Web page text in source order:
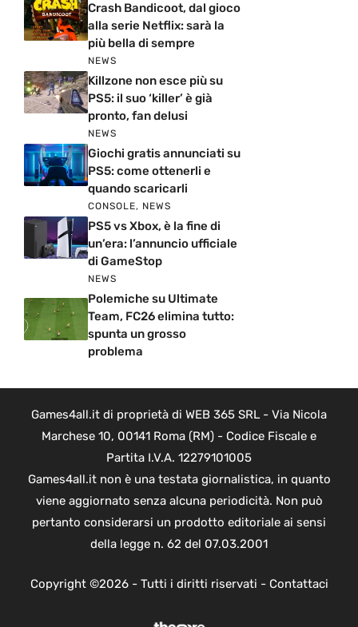
Crash Bandicoot, dal gioco
alla serie Netflix: sarà la
più bella di sempre
NEWS
Killzone non esce più su
PS5: il suo ‘killer’ è già
pronto, fan delusi
NEWS
Giochi gratis annunciati su
PS5: come ottenerli e
quando scaricarli
CONSOLE, NEWS
PS5 vs Xbox, è la fine di
un’era: l’annuncio ufficiale
di GameStop
NEWS
Polemiche su Ultimate
Team, FC26 elimina tutto:
spunta un grosso
problema
Games4all.it di proprietà di WEB 365 SRL - Via Nicola
Marchese 10, 00141 Roma (RM) - Codice Fiscale e
Partita I.V.A. 12279101005
Games4all.it non è una testata giornalistica, in quanto
viene aggiornato senza alcuna periodicità. Non può
pertanto considerarsi un prodotto editoriale ai sensi
della legge n. 62 del 07.03.2001
Copyright ©2026 - Tutti i diritti riservati - Contattaci